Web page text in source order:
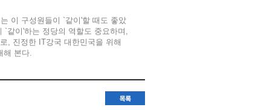
이 구성원들이 `같이'할 때도 좋았
같이'하는 정당의 역할도 중요하며,
, 진정한 IT강국 대한민국을 위해
해 본다.